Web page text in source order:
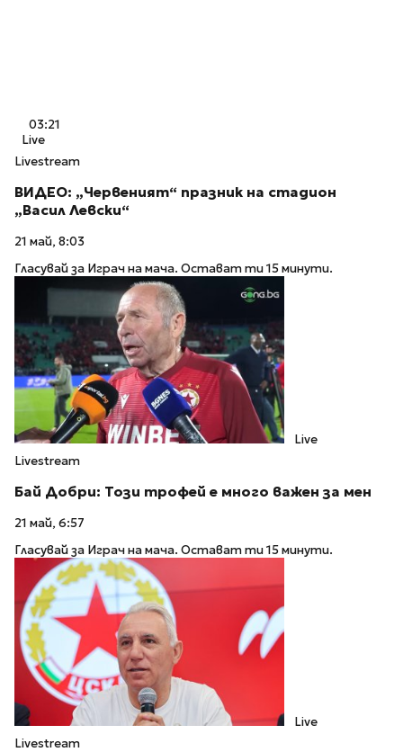
03:21
Live
Livestream
ВИДЕО: „Червеният“ празник на стадион
„Васил Левски“
21 май, 8:03
Гласувай за Играч на мача. Остават ти 15 минути.
Live
Livestream
Бай Добри: Този трофей е много важен за мен
21 май, 6:57
Гласувай за Играч на мача. Остават ти 15 минути.
Live
Livestream